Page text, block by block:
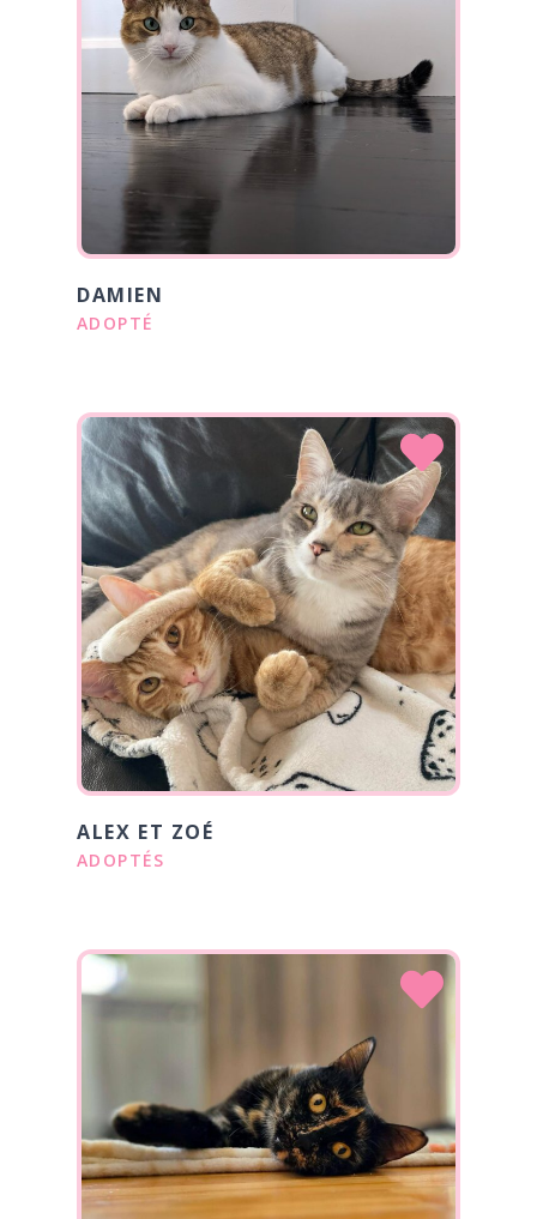
DAMIEN
ADOPTÉ
ALEX ET ZOÉ
ADOPTÉS